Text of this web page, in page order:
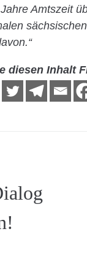
Amtszeit
diesen Inhalt